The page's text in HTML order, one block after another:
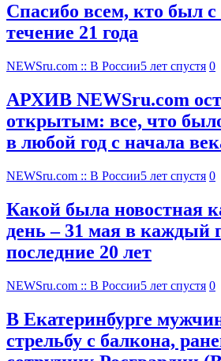
Спасибо всем, кто был
течение 21 года
NEWSru.com :: В России5 лет спустя 0
АРХИВ NEWSru.com
открытым: все, что
в любой год с начала
NEWSru.com :: В России5 лет спустя 0
Какой была новостная
день – 31 мая в каждый
последние 20 лет
NEWSru.com :: В России5 лет спустя 0
В Екатеринбурге
стрельбу с балкона,